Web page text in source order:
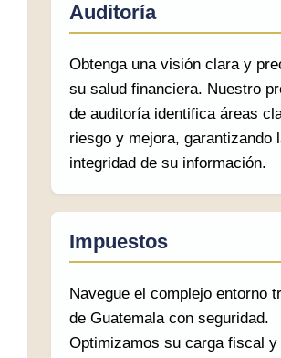
Auditoría
Obtenga una visión clara y
su salud financiera. Nuestro
de auditoría identifica áreas
riesgo y mejora, garantizando
integridad de su información.
Impuestos
Navegue el complejo entorno
de Guatemala con seguridad.
Optimizamos su carga fiscal y